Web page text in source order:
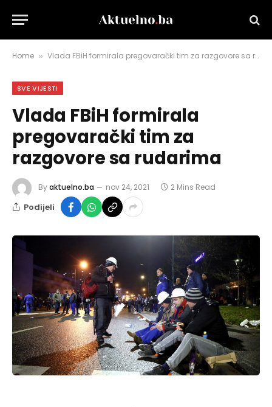
Home » Vlada FBiH formirala pregovarački tim za razgovore sa rudarima
SVE VIJESTI
Vlada FBiH formirala
pregovarački tim za
razgovore sa rudarima
Byaktuelno.ba nov 24, 2021 2 Mins Read
Podijeli